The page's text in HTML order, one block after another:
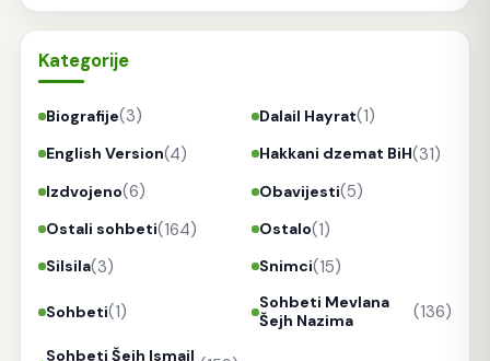
Kategorije
Biografije(3) Dalail Hayrat(1)
English Version(4) Hakkani dzemat BiH(31)
Izdvojeno(6) Obavijesti(5)
Ostali sohbeti(164) Ostalo(1)
Silsila(3) Snimci(15)
Sohbeti(1)
Sohbeti Mevlana
Šejh Nazima
(136)
Sohbeti Šejh Ismail